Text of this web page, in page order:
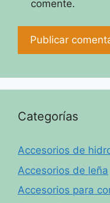
comente.
Categorías
Accesorios de
Accesorios de leña
Accesorios para